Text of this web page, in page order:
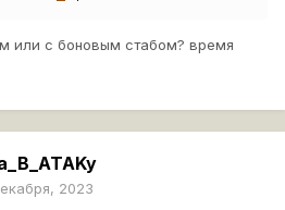
или с боновым стабом? время
2023